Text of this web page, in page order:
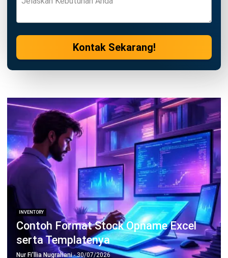
Jessica Wijaya- 30/07/2026
INVENTORY
Contoh Berita Acara Stock Opname